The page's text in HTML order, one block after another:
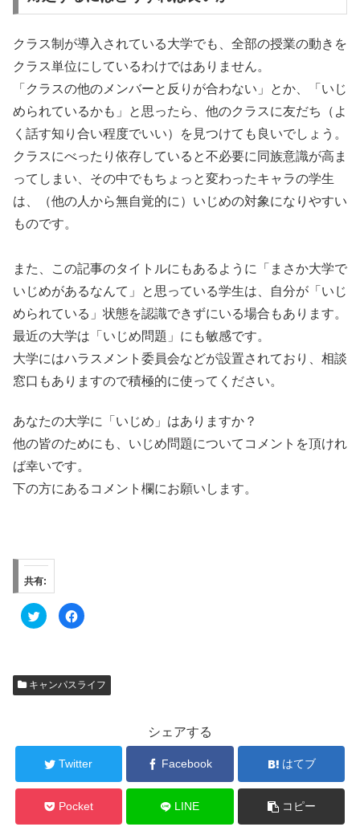
クラス制が導入されている大学でも、全部の授業の動きを
クラス単位にしているわけではありません。
「クラスの他のメンバーと反りが合わない」とか、「いじ
められているかも」と思ったら、他のクラスに友だち（よ
く話す知り合い程度でいい）を見つけても良いでしょう。
クラスにべったり依存していると不必要に同族意識が高ま
ってしまい、その中でもちょっと変わったキャラの学生
は、（他の人から無自覚的に）いじめの対象になりやすい
ものです。
また、この記事のタイトルにもあるように「まさか大学で
いじめがあるなんて」と思っている学生は、自分が「いじ
められている」状態を認識できずにいる場合もあります。
最近の大学は「いじめ問題」にも敏感です。
大学にはハラスメント委員会などが設置されており、相談
窓口もありますので積極的に使ってください。
あなたの大学に「いじめ」はありますか？
他の皆のためにも、いじめ問題についてコメントを頂けれ
ば幸いです。
下の方にあるコメント欄にお願いします。
共有:
ク
リ
w
i
t
共
有
し
ウ
ィ
ン
F
a
k
で
共
は
ク
リ
ク
て
だ
キャンパスライフ
シェアする
Twitter Facebook はてブ
Pocket LINE コピー